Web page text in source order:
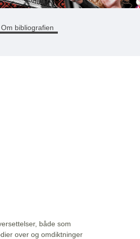
Om bibliografien
både som
over og omdiktninger